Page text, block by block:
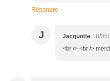
Répondre
J Jacquotte 18/
<br /> <br />